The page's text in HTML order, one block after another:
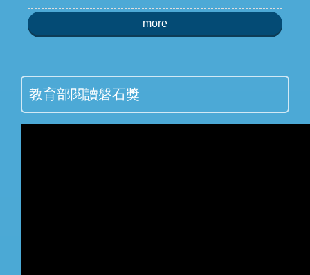
more
教育部閱讀磐石獎